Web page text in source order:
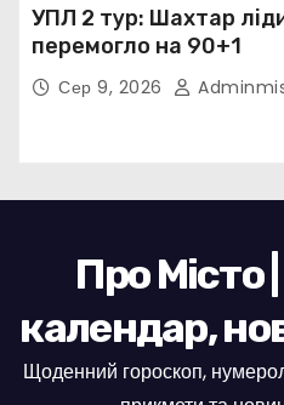
УПЛ 2 тур: Шахтар
перемогло на 90+1
Сер 9, 2026
Про Місто
календар,
Щоденний гороскоп,